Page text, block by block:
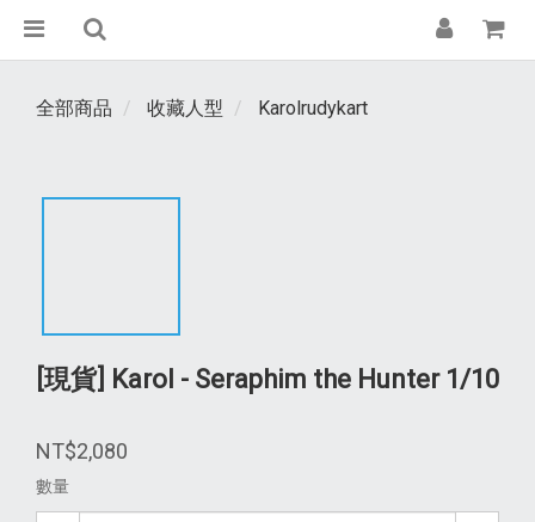
全部商品 收藏人型 Karolrudykart
[現貨] Karol - Seraphim the Hunter 1/10
NT$2,080
數量